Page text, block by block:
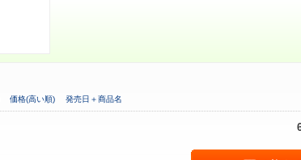
価格(高い順) 発売日＋商品名